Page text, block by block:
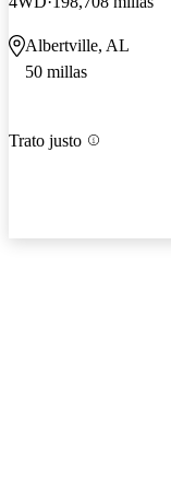
Albertville, AL
50 millas
Trato justo